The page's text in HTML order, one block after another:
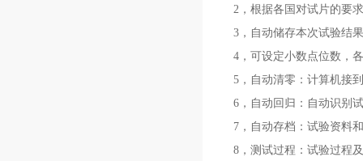
2，根据各国对试片的要
3，自动储存本次试验结
4，可设定小数点位数，
5，自动清零：计算机接
6，自动回归：自动识别
7，自动存档：试验资料
8，测试过程：试验过程